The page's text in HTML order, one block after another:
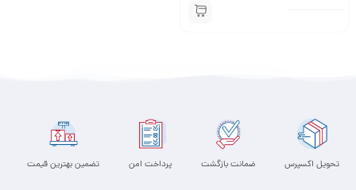
تحویل اکسپرس ضمانت بازگشت پرداخت امن تضمین بهترین قیمت